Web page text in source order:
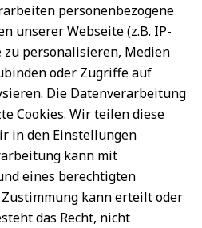
personenbezogene
unserer Webseite (z.B. IP-
zu personalisieren, Medien
oder Zugriffe auf
Die Datenverarbeitung
Cookies. Wir teilen diese
in den Einstellungen
kann mit
eines berechtigten
kann erteilt oder
das Recht, nicht
Sichere
Zahlungsar
ten
Schneller
Versand